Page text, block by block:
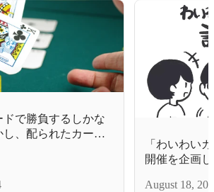
ドで勝負するしかな
、配られたカード
できれば。
「わいわい
開催を企画
August 18,